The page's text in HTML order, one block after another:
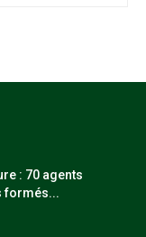
: 70 agents
formés...